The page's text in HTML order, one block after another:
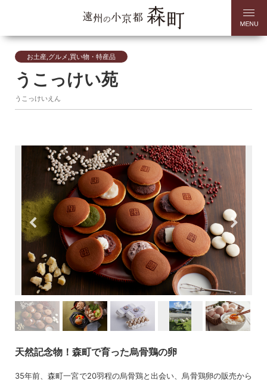
お土産,グルメ,買い物・特産品
うこっけい苑
うこっけいえん
天然記念物！森町で育った烏骨鶏の卵
35年前、森町一宮で20羽程の烏骨鶏と出会い、烏骨鶏卵の販売から